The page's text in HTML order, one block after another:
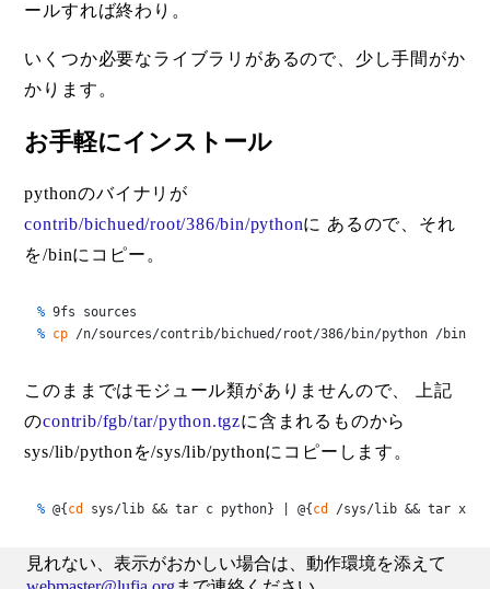
ールすれば終わり。
いくつか必要なライブラリがあるので、少し手間がか
かります。
お手軽にインストール
pythonのバイナリが
contrib/bichued/root/386/bin/pythonに あるので、それ
を/binにコピー。
% 9fs sources
% cp /n/sources/contrib/bichued/root/386/bin/python /bin/
このままではモジュール類がありませんので、 上記
のcontrib/fgb/tar/python.tgzに含まれるものから
sys/lib/pythonを/sys/lib/pythonにコピーします。
% @{cd sys/lib && tar c python} | @{cd /sys/lib && tar xT}
見れない、表示がおかしい場合は、動作環境を添えて